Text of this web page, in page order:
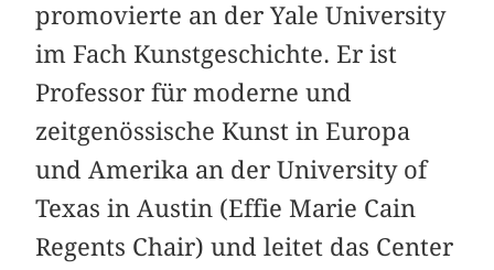
promovierte an der Yale University
im Fach Kunstgeschichte. Er ist
Professor für moderne und
zeitgenössische Kunst in Europa
und Amerika an der University of
Texas in Austin (Effie Marie Cain
Regents Chair) und leitet das Center